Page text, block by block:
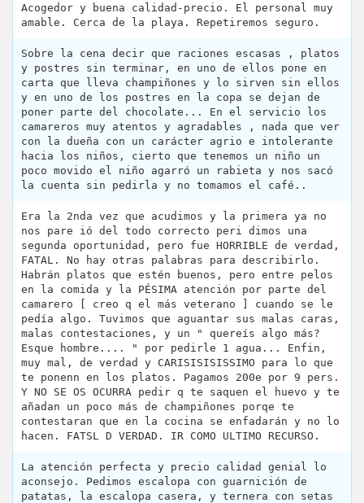
Acogedor y buena calidad-precio. El personal muy
amable. Cerca de la playa. Repetiremos seguro.
Sobre la cena decir que raciones escasas , platos
y postres sin terminar, en uno de ellos pone en
carta que lleva champiñones y lo sirven sin ellos
y en uno de los postres en la copa se dejan de
poner parte del chocolate... En el servicio los
camareros muy atentos y agradables , nada que ver
con la dueña con un carácter agrio e intolerante
hacia los niños, cierto que tenemos un niño un
poco movido el niño agarró un rabieta y nos sacó
la cuenta sin pedirla y no tomamos el café..
Era la 2nda vez que acudimos y la primera ya no
nos pare ió del todo correcto peri dimos una
segunda oportunidad, pero fue HORRIBLE de verdad,
FATAL. No hay otras palabras para describirlo.
Habrán platos que estén buenos, pero entre pelos
en la comida y la PÉSIMA atención por parte del
camarero [ creo q el más veterano ] cuando se le
pedía algo. Tuvimos que aguantar sus malas caras,
malas contestaciones, y un " quereís algo más?
Esque hombre.... " por pedirle 1 agua... Enfin,
muy mal, de verdad y CARISISISISSIMO para lo que
te ponenn en los platos. Pagamos 200e por 9 pers.
Y NO SE OS OCURRA pedir q te saquen el huevo y te
añadan un poco más de champiñones porqe te
contestaran que en la cocina se enfadarán y no lo
hacen. FATSL D VERDAD. IR COMO ULTIMO RECURSO.
La atención perfecta y precio calidad genial lo
aconsejo. Pedimos escalopa con guarnición de
patatas, la escalopa casera, y ternera con setas